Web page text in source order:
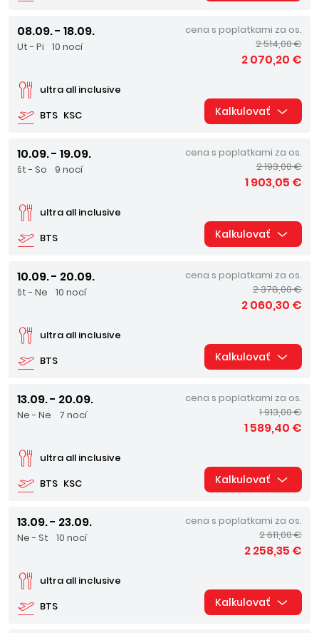
08.09. - 18.09.
Ut - Pi 10 nocí
BTS KSC
ultra all inclusive
cena s poplatkami za os.
2 514,00 €
2 070,20 €
Kalkulovať
10.09. - 19.09.
št - So 9 nocí
BTS
ultra all inclusive
cena s poplatkami za os.
2 193,00 €
1 903,05 €
Kalkulovať
10.09. - 20.09.
št - Ne 10 nocí
BTS
ultra all inclusive
cena s poplatkami za os.
2 378,00 €
2 060,30 €
Kalkulovať
13.09. - 20.09.
Ne - Ne 7 nocí
BTS KSC
ultra all inclusive
cena s poplatkami za os.
1 913,00 €
1 589,40 €
Kalkulovať
13.09. - 23.09.
Ne - St 10 nocí
BTS
ultra all inclusive
cena s poplatkami za os.
2 611,00 €
2 258,35 €
Kalkulovať